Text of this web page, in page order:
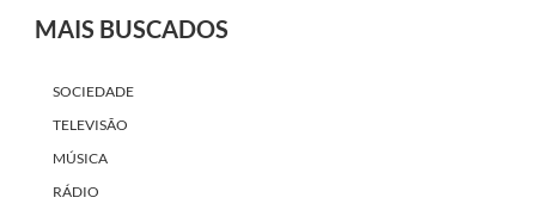
MAIS BUSCADOS
SOCIEDADE
TELEVISÃO
MÚSICA
RÁDIO